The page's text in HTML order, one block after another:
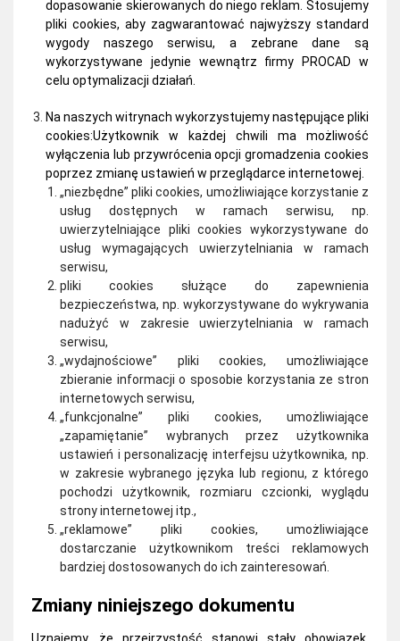
dopasowanie skierowanych do niego reklam. Stosujemy
pliki cookies, aby zagwarantować najwyższy standard
wygody naszego serwisu, a zebrane dane są
wykorzystywane jedynie wewnątrz firmy PROCAD w
celu optymalizacji działań.
Na naszych witrynach wykorzystujemy następujące pliki
cookies:Użytkownik w każdej chwili ma możliwość
wyłączenia lub przywrócenia opcji gromadzenia cookies
poprzez zmianę ustawień w przeglądarce internetowej.
„niezbędne” pliki cookies, umożliwiające korzystanie z
usług dostępnych w ramach serwisu, np.
uwierzytelniające pliki cookies wykorzystywane do
usług wymagających uwierzytelniania w ramach
serwisu,
pliki cookies służące do zapewnienia
bezpieczeństwa, np. wykorzystywane do wykrywania
nadużyć w zakresie uwierzytelniania w ramach
serwisu,
„wydajnościowe” pliki cookies, umożliwiające
zbieranie informacji o sposobie korzystania ze stron
internetowych serwisu,
„funkcjonalne” pliki cookies, umożliwiające
„zapamiętanie” wybranych przez użytkownika
ustawień i personalizację interfejsu użytkownika, np.
w zakresie wybranego języka lub regionu, z którego
pochodzi użytkownik, rozmiaru czcionki, wyglądu
strony internetowej itp.,
„reklamowe” pliki cookies, umożliwiające
dostarczanie użytkownikom treści reklamowych
bardziej dostosowanych do ich zainteresowań.
Zmiany niniejszego dokumentu
Uznajemy, że przejrzystość stanowi stały obowiązek,